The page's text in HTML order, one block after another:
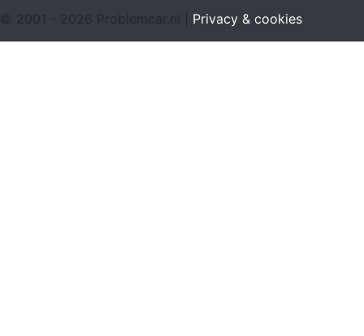
© 2001 - 2026 Problemcar.nl | Privacy & cookies